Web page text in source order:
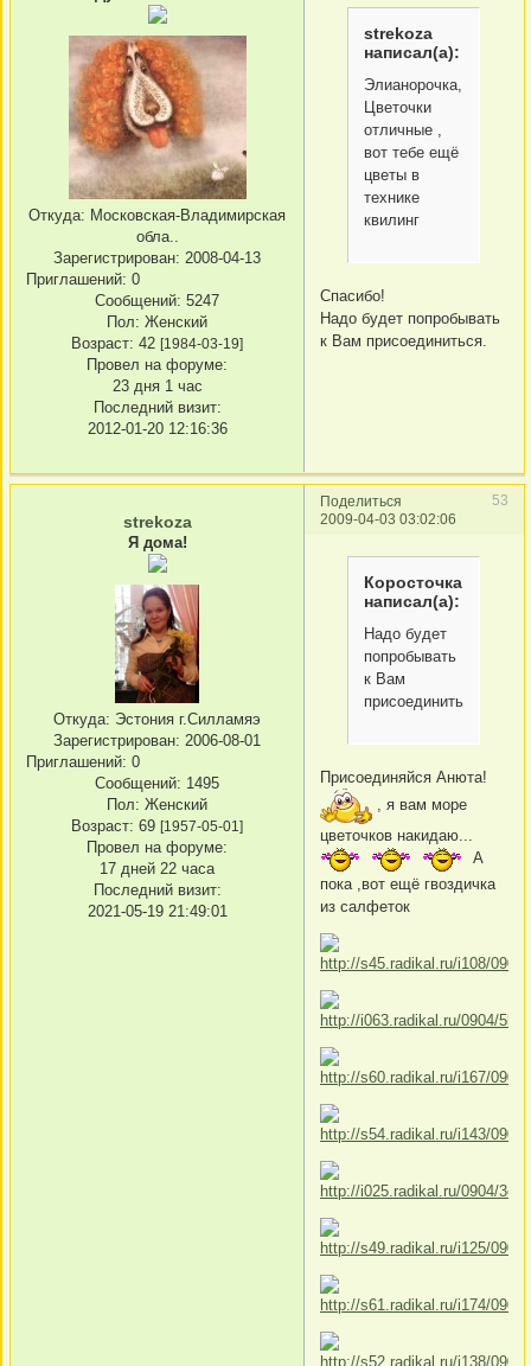
Откуда: Московская-Владимирская
обла..
Зарегистрирован: 2008-04-13
Приглашений: 0
Сообщений: 5247
Пол: Женский
Возраст: 42 [1984-03-19]
Провел на форуме:
23 дня 1 час
Последний визит:
2012-01-20 12:16:36
strekoza
написал(а):
Элианорочка,
Цветочки
отличные ,
вот тебе ещё
цветы в
технике
квилинг
Спасибо!
Надо будет попробывать
к Вам присоединиться.
Поделиться
53
2009-04-03 03:02:06
strekoza
Я дома!
Откуда: Эстония г.Силламяэ
Зарегистрирован: 2006-08-01
Приглашений: 0
Сообщений: 1495
Пол: Женский
Возраст: 69 [1957-05-01]
Провел на форуме:
17 дней 22 часа
Последний визит:
2021-05-19 21:49:01
Коросточка
написал(а):
Надо будет
попробывать
к Вам
присоединиться.
Присоединяйся Анюта!
, я вам море
цветочков накидаю...
А
пока ,вот ещё гвоздичка
из салфеток